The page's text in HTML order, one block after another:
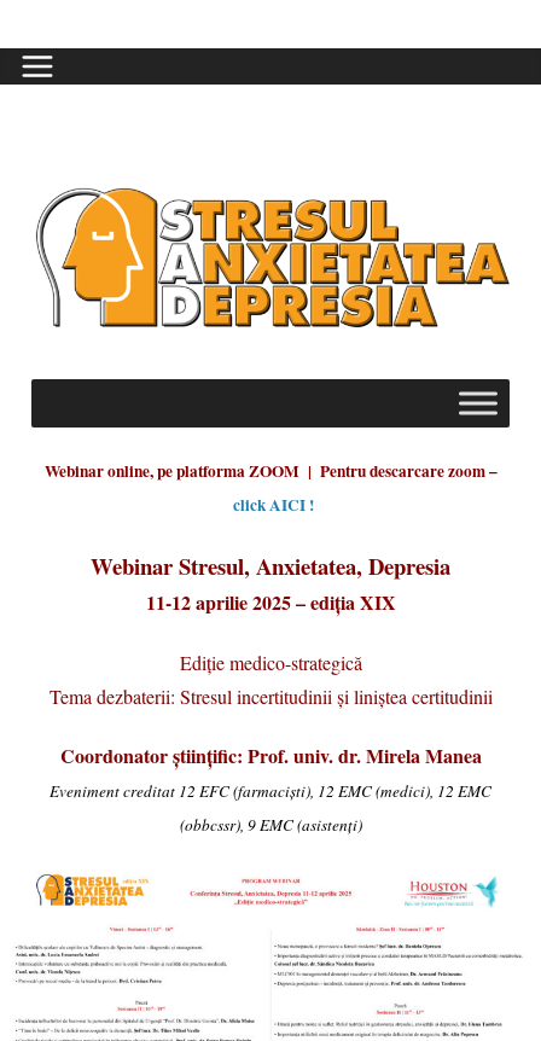
Webinar online, pe platforma ZOOM | Pentru descarcare zoom –
click AICI !
Webinar Stresul, Anxietatea, Depresia
11-12 aprilie 2025 – ediția XIX
Ediție medico-strategică
Tema dezbaterii: Stresul incertitudinii și liniștea certitudinii
Coordonator științific: Prof. univ. dr. Mirela Manea
Eveniment creditat 12 EFC (farmaciști), 12 EMC (medici), 12 EMC
(obbcssr), 9 EMC (asistenți)